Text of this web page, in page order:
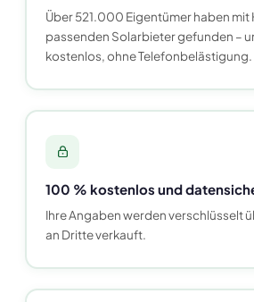
Über 521.000 Eigentümer haben mit
passenden Solarbieter gefunden –
kostenlos, ohne Telefonbelästigung.
100 % kostenlos und
Ihre Angaben werden verschlüsselt
an Dritte verkauft.